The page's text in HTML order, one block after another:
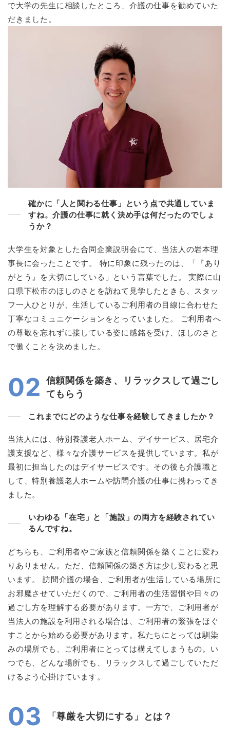
で大学の先生に相談したところ、介護の仕事を勧めていた
だきました。
確かに「人と関わる仕事」という点で共通していま
すね。介護の仕事に就く決め手は何だったのでしょ
うか？
大学生を対象とした合同企業説明会にて、当法人の岩本理
事長に会ったことです。 特に印象に残ったのは、「『あり
がとう』を大切にしている」という言葉でした。 実際に山
口県下松市のほしのさとを訪ねて見学したときも、スタッ
フ一人ひとりが、生活しているご利用者の目線に合わせた
丁寧なコミュニケーションをとっていました。 ご利用者へ
の尊敬を忘れずに接している姿に感銘を受け、ほしのさと
で働くことを決めました。
02
信頼関係を築き、リラックスして過ごし
てもらう
これまでにどのような仕事を経験してきましたか？
当法人には、特別養護老人ホーム、デイサービス、居宅介
護支援など、様々な介護サービスを提供しています。私が
最初に担当したのはデイサービスです。その後も介護職と
して、特別養護老人ホームや訪問介護の仕事に携わってき
ました。
いわゆる「在宅」と「施設」の両方を経験されてい
るんですね。
どちらも、ご利用者やご家族と信頼関係を築くことに変わ
りありません。ただ、信頼関係の築き方は少し変わると思
います。 訪問介護の場合、ご利用者が生活している場所に
お邪魔させていただくので、ご利用者の生活習慣や日々の
過ごし方を理解する必要があります。一方で、ご利用者が
当法人の施設を利用される場合は、ご利用者の緊張をほぐ
すことから始める必要があります。私たちにとっては馴染
みの場所でも、ご利用者にとっては構えてしまうもの。い
つでも、どんな場所でも、リラックスして過ごしていただ
けるよう心掛けています。
03 「尊厳を大切にする」とは？